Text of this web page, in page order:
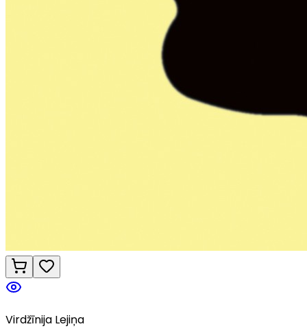
Virdžīnija Lejiņa